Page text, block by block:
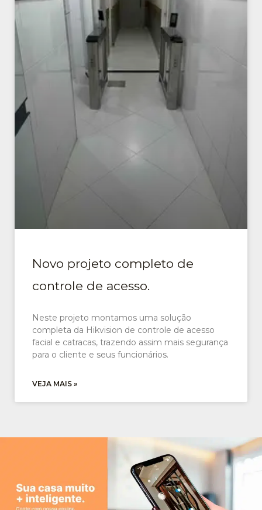
Novo projeto completo de
controle de acesso.
Neste projeto montamos uma solução
completa da Hikvision de controle de acesso
facial e catracas, trazendo assim mais segurança
para o cliente e seus funcionários.
VEJA MAIS »